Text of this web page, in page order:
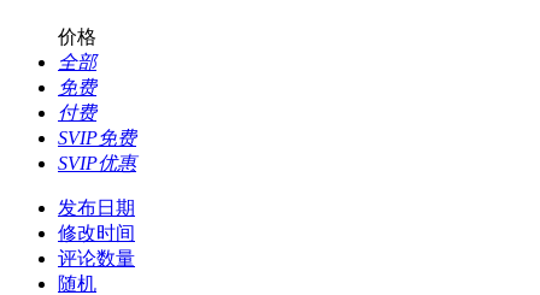
价格
全部
免费
付费
SVIP免费
SVIP优惠
发布日期
修改时间
评论数量
随机